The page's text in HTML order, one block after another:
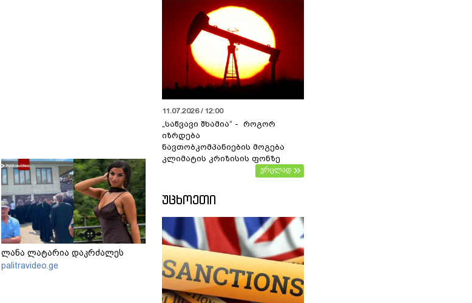
ლანა ლატარია დაკრძალეს
palitravideo.ge
11.07.2026 / 12:00
„საწვავი შხამია“ - როგორ
იზრდება
ნავთობკომპანიების მოგება
კლიმატის კრიზისის ფონზე
ვრცლად
ᲣᲪᲮᲝᲔᲗᲘ